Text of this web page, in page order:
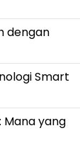
dengan
Smart
Mana yang